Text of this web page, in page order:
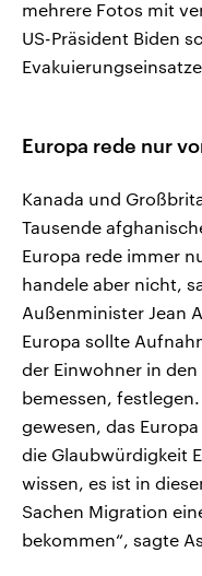
mehrere Fotos mit
US-Präsident Biden
Europa rede nur
Kanada und
Tausende
Europa rede immer
handele aber nicht,
Außenminister Jean
Europa sollte
der Einwohner in
bemessen,
gewesen, das
die Glaubwürdigkeit
wissen, es ist in
Sachen Migration
bekommen“, sagte